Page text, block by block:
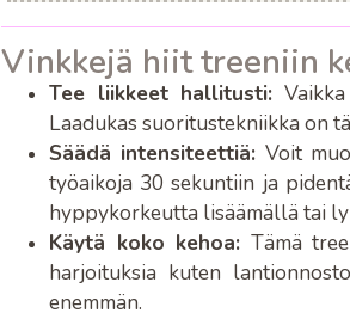
Vinkkejä hiit treeniin
Tee liikkeet hallitusti:
Laadukas suoritustekniikka on
Säädä intensiteettiä: Voit
työaikoja 30 sekuntiin ja
hyppykorkeutta lisäämällä tai
Käytä koko kehoa: Tämä
harjoituksia kuten
enemmän.